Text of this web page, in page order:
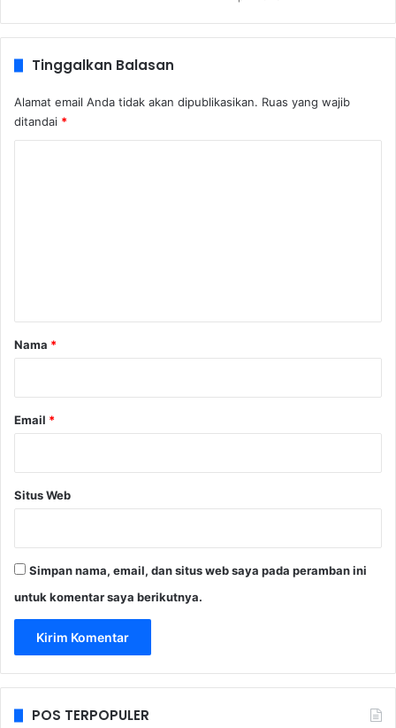
Tinggalkan Balasan
Alamat email Anda tidak akan dipublikasikan. Ruas yang wajib
ditandai *
rNama *
Email *
Situs Web
Simpan nama, email, dan situs web saya pada peramban ini
untuk komentar saya berikutnya.
POS TERPOPULER